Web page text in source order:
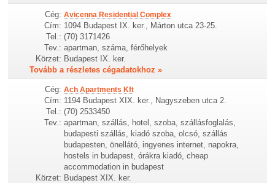
Cég: Avicenna Residential Complex
Cím: 1094 Budapest IX. ker., Márton utca 23-25.
Tel.: (70) 3171426
Tev.: apartman, száma, férőhelyek
Körzet: Budapest IX. ker.
Tovább a részletes cégadatokhoz »
Cég: Ach Apartments Kft
Cím: 1194 Budapest XIX. ker., Nagyszeben utca 2.
Tel.: (70) 2533450
Tev.: apartman, szállás, hotel, szoba, szállásfoglalás,
budapesti szállás, kiadó szoba, olcsó, szállás
budapesten, önellátó, ingyenes internet, napokra,
hostels in budapest, órákra kiadó, cheap
accommodation in budapest
Körzet: Budapest XIX. ker.